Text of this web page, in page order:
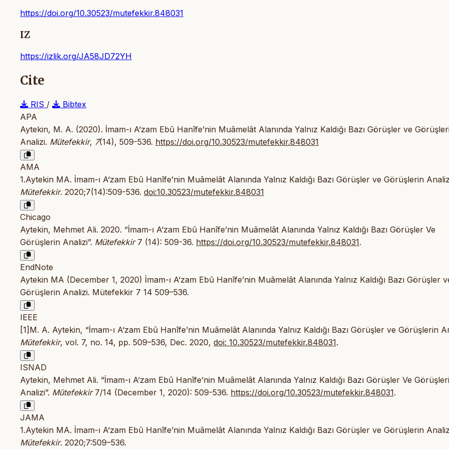
https://doi.org/10.30523/mutefekkir.848031
IZ
https://izlik.org/JA58JD72YH
Cite
RIS /
Bibtex
APA
Aytekin, M. A. (2020). İmam-ı A‘zam Ebû Hanîfe’nin Muâmelât Alanında Yalnız Kaldığı Bazı Görüşler ve
Analizi. Mütefekkir, 7(14), 509-536. https://doi.org/10.30523/mutefekkir.848031
AMA
1.Aytekin MA. İmam-ı A‘zam Ebû Hanîfe’nin Muâmelât Alanında Yalnız Kaldığı Bazı Görüşler ve Görüşlerin
Mütefekkir. 2020;7(14):509-536. doi:10.30523/mutefekkir.848031
Chicago
Aytekin, Mehmet Ali. 2020. “İmam-ı A‘zam Ebû Hanîfe’nin Muâmelât Alanında Yalnız Kaldığı Bazı Görüşler Ve
Görüşlerin Analizi”. Mütefekkir7 (14): 509-36. https://doi.org/10.30523/mutefekkir.848031.
EndNote
Aytekin MA (December 1, 2020) İmam-ı A‘zam Ebû Hanîfe’nin Muâmelât Alanında Yalnız Kaldığı Bazı Görüşler
Görüşlerin Analizi. Mütefekkir 7 14 509–536.
IEEE
[1]M. A. Aytekin, “İmam-ı A‘zam Ebû Hanîfe’nin Muâmelât Alanında Yalnız Kaldığı Bazı Görüşler ve Görüşlerin
Mütefekkir, vol. 7, no. 14, pp. 509–536, Dec. 2020, doi: 10.30523/mutefekkir.848031.
ISNAD
Aytekin, Mehmet Ali. “İmam-ı A‘zam Ebû Hanîfe’nin Muâmelât Alanında Yalnız Kaldığı Bazı Görüşler Ve
Analizi”. Mütefekkir7/14 (December 1, 2020): 509-536. https://doi.org/10.30523/mutefekkir.848031.
JAMA
1.Aytekin MA. İmam-ı A‘zam Ebû Hanîfe’nin Muâmelât Alanında Yalnız Kaldığı Bazı Görüşler ve Görüşlerin
Mütefekkir. 2020;7:509–536.